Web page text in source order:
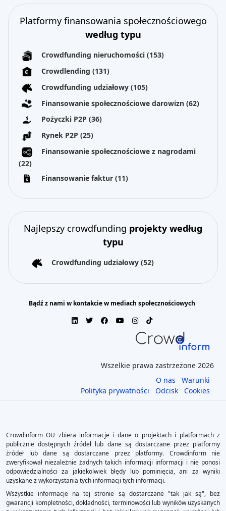
Platformy finansowania społecznościowego
według typu
Crowdfunding nieruchomości (153)
Crowdlending (131)
Crowdfunding udziałowy (105)
Finansowanie społecznościowe darowizn (62)
Pożyczki P2P (36)
Rynek P2P (25)
Finansowanie społecznościowe z nagrodami
(22)
Finansowanie faktur (11)
Najlepszy crowdfunding projekty według
typu
Crowdfunding udziałowy (52)
Bądź z nami w kontakcie w mediach społecznościowych
Wszelkie prawa zastrzeżone 2026
O nas
Warunki
Polityka prywatności
Odcisk Cookies
Crowdinform OU zbiera informacje i dane o projektach i platformach z
publicznie dostępnych źródeł lub dane są dostarczane przez platformy
źródeł lub dane są dostarczane przez platformy. Crowdinform nie
zweryfikował niezależnie żadnych takich informacji informacji i nie ponosi
odpowiedzialności za jakiekolwiek błędy lub pominięcia, ani za wyniki
uzyskane z wykorzystania tych informacji tych informacji.
Wszystkie informacje na tej stronie są dostarczane "tak jak są", bez
gwarancji kompletności, dokładności, terminowości lub wyników uzyskanych